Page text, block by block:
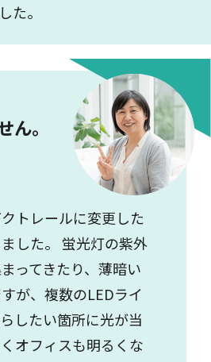
た。
ん。
トレールに変更した
した。 蛍光灯の紫外
ってきたり、薄暗い
が、複数のLEDライ
したい箇所に光が当
オフィスも明るくな